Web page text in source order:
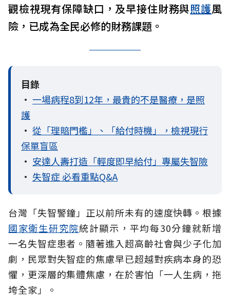
觀檢視現有保障缺口，及早接住財務與照護風
險，已成為全民必修的財務課題。
目錄
• 一場病程8到12年，最貴的不是醫療，是照
護
• 從「理賠門檻」、「給付時機」，檢視現行
保單盲區
• 安達人壽打造「輕度即早給付」專屬失智險
• 失智症 必看重點Q&A
台灣「失智警鐘」正以前所未有的速度快轉。根據
國家衛生研究院統計顯示，平均每30分鐘就新增
一名失智症患者。隨著進入超高齡社會與少子化加
劇，民眾對失智症的焦慮早已超越對疾病本身的恐
懼，更深層的集體焦慮，在於害怕「一人生病，拖
垮全家」。